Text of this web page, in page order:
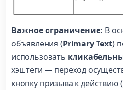
Важное ограничение: В
объявления (Primary Text)
использовать
хэштеги — переход
кнопку призыва к действию (